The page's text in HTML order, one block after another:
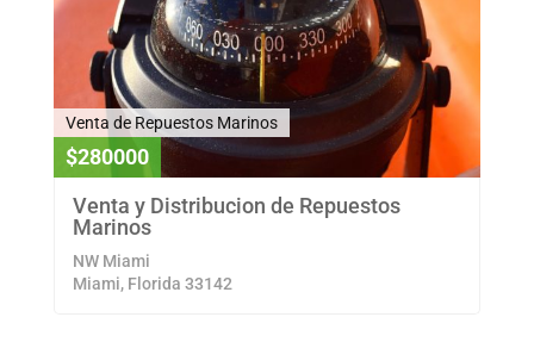
Venta de Repuestos Marinos
$280000
Venta y Distribucion de Repuestos
Marinos
NW Miami
Miami, Florida 33142